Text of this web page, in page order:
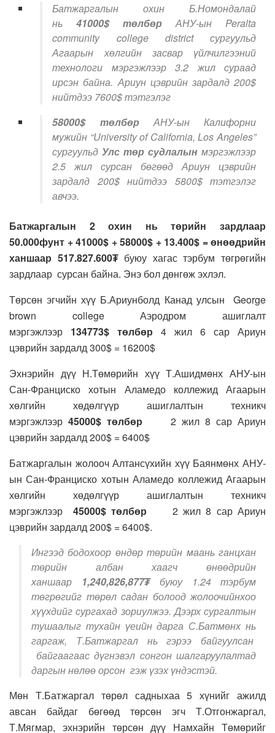
Батжаргалын охин Б.Номондалай
нь41000$төлбөрАНУ-ын Peralta
community college district сургуульд
Агаарын хөлгийн засвар үйлчилгээний
технологи мэргэжлээр 3.2 жил сураад
ирсэн байна. Ариун цэврийн зардалд 200$
нийтдээ 7600$ тэтгэлэг
58000$ төлбөрАНУ-ын Калифорни
мужийн “University of California, Los Angeles”
сургуульдУлс төр судлалын мэргэжлээр
2.5 жил сурсан бөгөөд Ариун цэврийн
зардалд 200$ нийтдээ 5800$ тэтгэлэг
авчээ.
Батжаргалын 2 охин нь
төрийн зардлаар
50.000фунт +41000$ +58000$ + 13.400$ =өнөөдрийн
ханшаар 517.827.600₮ буюу хагас тэрбум төгрөгийн
зардлаар сурсан байна. Энэ бол дөнгөж эхлэл.
Төрсөн эгчийн хүү Б.Ариунболд Канад улсын George
brown college Аэродром ашиглалт
мэргэжлээр 134773$ төлбөр 4 жил 6 сар Ариун
цэврийн зардалд 300$ = 16200$
Эхнэрийн дүү Н.Төмөрийн хүү Т.Ашидмөнх АНУ-ын
Сан-Франциско хотын Аламедо коллежид Агаарын
хөлгийн хөдөлгүүр ашиглалтын техникч
мэргэжлээр45000$төлбөр 2 жил 8 сар Ариун
цэврийн зардалд 200$ = 6400$
Батжаргалын жолооч Алтансүхийн хүү Баянмөнх АНУ-
ын Сан-Франциско хотын Аламедо коллежид Агаарын
хөлгийн хөдөлгүүр ашиглалтын техникч
мэргэжлээр 45000$төлбөр 2 жил 8 сар Ариун
цэврийн зардалд 200$ = 6400$.
Ингээд бодохоор өндөр төрийн маань ганцхан
төрийн албан хаагч өнөөдрийн
ханшаар
1,240,826,877₮ буюу 1.24 тэрбум
төгрөгийг төрөл садан болоод жолоочийнхоо
хүүхдийг сургахад зориулжээ. Дээрх сургалтын
тушаалыг тухайн үеийн дарга С.Батмөнх нь
гаргаж, Т.Батжаргал нь гэрээ байгуулсан
байгаагаас дүгнэвэл сонгон шалгаруулалтад
даргын нөлөө орсон гэж үзэх үндэстэй.
Мөн Т.Батжаргал төрөл садныхаа 5 хүнийг ажилд
авсан байдаг бөгөөд төрсөн эгч Т.Отгонжаргал,
Т.Мягмар, эхнэрийн төрсөн дүү Намхайн Төмөрийг